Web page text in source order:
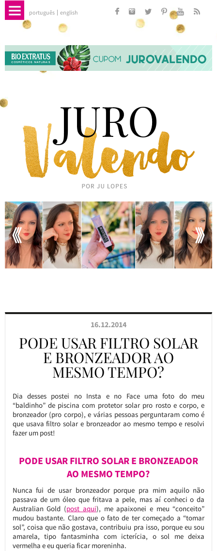
português english
16.12.2014
PODE USAR FILTRO SOLAR
E BRONZEADOR AO
MESMO TEMPO?
Dia desses postei no Insta e no Face uma foto do meu
“baldinho” de piscina com protetor solar pro rosto e corpo, e
bronzeador (pro corpo), e várias pessoas perguntaram como é
que usava filtro solar e bronzeador ao mesmo tempo e resolvi
fazer um post!
PODE USAR FILTRO SOLAR E BRONZEADOR
AO MESMO TEMPO?
Nunca fui de usar bronzeador porque pra mim aquilo não
passava de um óleo que fritava a pele, mas aí conheci o da
Australian Gold (post aqui), me apaixonei e meu “conceito”
mudou bastante. Claro que o fato de ter começado a “tomar
sol”, coisa que não gostava, contribuiu pra isso, porque eu sou
amarela, tipo fantasminha com icterícia, o sol me deixa
vermelha e eu queria ficar moreninha.